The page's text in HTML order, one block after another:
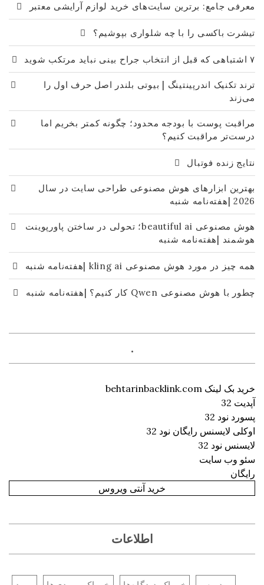
معرفی جامع: برترین سایت‌های خرید لوازم آرایشی معتبر
تیشرت باکسی را با چه شلواری بپوشیم؟
۷ اشتباهی که قبل از انتخاب جراح بینی نباید مرتکب شوید
ترند تکنیک اندرپینتینگ | بیوتی بلندر اصل حرف اول را
می‌زند
مراقبت پوست با بودجه محدود؛ چگونه کمتر بخریم اما
درست‌تر مراقبت کنیم؟
نتایج زنده فوتبال
بهترین ابزارهای هوش مصنوعی طراحی سایت در سال
2026 |هفته‌نامه شنبه
هوش مصنوعی beautiful ai؛ تحولی در ساختن پاورپوینت
هوشمند |هفته‌نامه شنبه
همه چیز در مورد هوش مصنوعی kling ai |هفته‌نامه شنبه
چطور با هوش مصنوعی Qwen کار کنیم؟ |هفته‌نامه شنبه
.
خرید بک لینک behtarinbacklink.com
آپدیت 32
پسورد نود 32
اوکلی لایسنس رایگان نود 32
لایسنس نود 32
سئو وب سایت
رایگان
خرید آنتی ویروس
اطلاعات